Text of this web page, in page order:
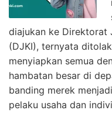
diajukan ke Direktorat
(DJKI), ternyata
menyiapkan semua
hambatan besar di
banding merek
pelaku usaha dan